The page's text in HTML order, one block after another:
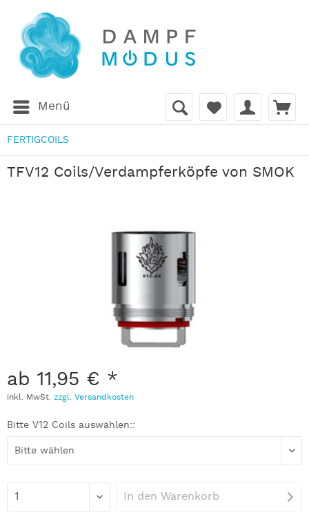
Menü
FERTIGCOILS
TFV12 Coils/Verdampferköpfe von SMOK
ab 11,95 € *
inkl. MwSt. zzgl. Versandkosten
Bitte V12 Coils auswählen::
In den Warenkorb